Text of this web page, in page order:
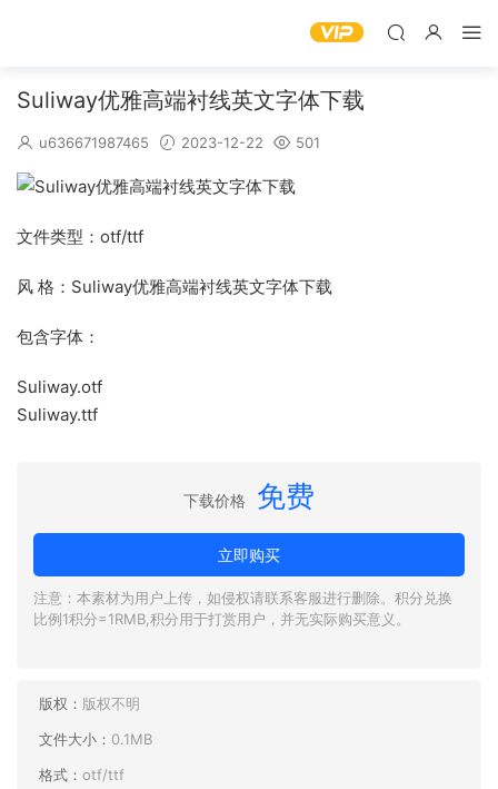
Suliway优雅高端衬线英文字体下载
u636671987465 2023-12-22 501
文件类型：otf/ttf
风 格：Suliway优雅高端衬线英文字体下载
包含字体：
Suliway.otf
Suliway.ttf
下载价格 免费
立即购买
注意：本素材为用户上传，如侵权请联系客服进行删除。积分兑换
比例1积分=1RMB,积分用于打赏用户，并无实际购买意义。
版权： 版权不明
文件大小： 0.1MB
格式： otf/ttf